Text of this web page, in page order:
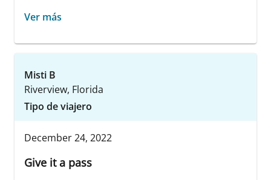
Ver más
Misti B
Riverview, Florida
Tipo de viajero
December 24, 2022
Give it a pass